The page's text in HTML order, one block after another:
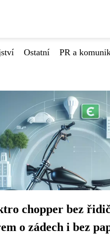
Ostatní PR a
chopper bez
o zádech i bez